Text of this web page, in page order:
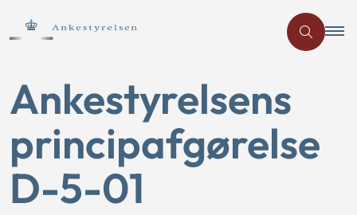
Ankestyrelsens
principafgørelse
D-5-01